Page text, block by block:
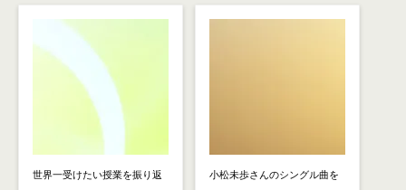
世界一受けたい授業を振り返
小松未歩さんのシングル曲を